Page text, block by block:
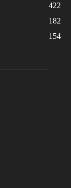
422
182
154